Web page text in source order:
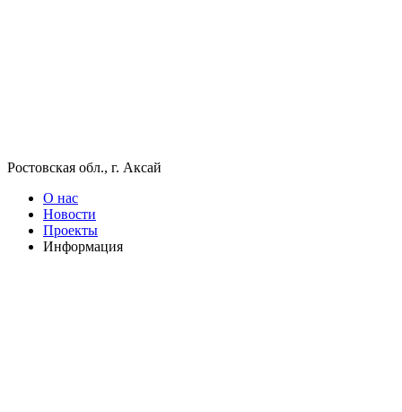
Ростовская обл., г. Аксай
О нас
Новости
Проекты
Информация